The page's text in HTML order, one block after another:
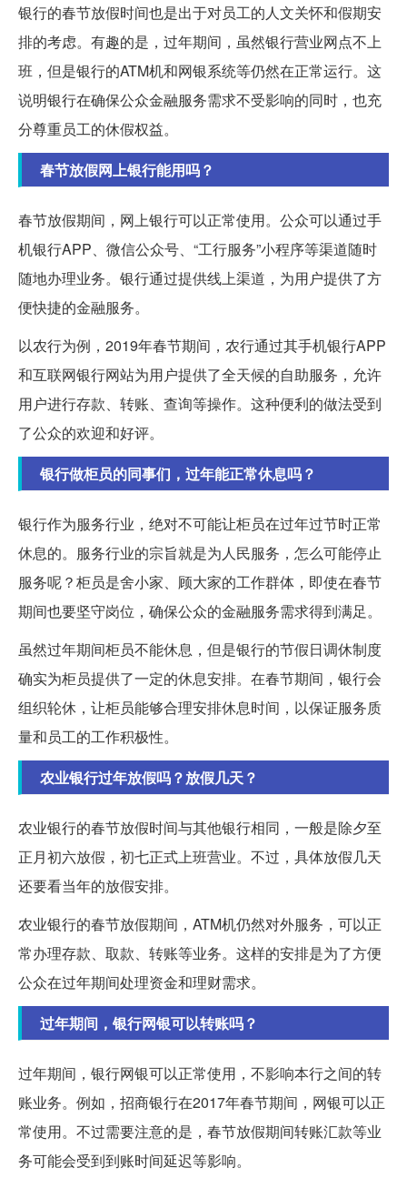
银行的春节放假时间也是出于对员工的人文关怀和假期安
排的考虑。有趣的是，过年期间，虽然银行营业网点不上
班，但是银行的ATM机和网银系统等仍然在正常运行。这
说明银行在确保公众金融服务需求不受影响的同时，也充
分尊重员工的休假权益。
春节放假网上银行能用吗？
春节放假期间，网上银行可以正常使用。公众可以通过手
机银行APP、微信公众号、“工行服务”小程序等渠道随时
随地办理业务。银行通过提供线上渠道，为用户提供了方
便快捷的金融服务。
以农行为例，2019年春节期间，农行通过其手机银行APP
和互联网银行网站为用户提供了全天候的自助服务，允许
用户进行存款、转账、查询等操作。这种便利的做法受到
了公众的欢迎和好评。
银行做柜员的同事们，过年能正常休息吗？
银行作为服务行业，绝对不可能让柜员在过年过节时正常
休息的。服务行业的宗旨就是为人民服务，怎么可能停止
服务呢？柜员是舍小家、顾大家的工作群体，即使在春节
期间也要坚守岗位，确保公众的金融服务需求得到满足。
虽然过年期间柜员不能休息，但是银行的节假日调休制度
确实为柜员提供了一定的休息安排。在春节期间，银行会
组织轮休，让柜员能够合理安排休息时间，以保证服务质
量和员工的工作积极性。
农业银行过年放假吗？放假几天？
农业银行的春节放假时间与其他银行相同，一般是除夕至
正月初六放假，初七正式上班营业。不过，具体放假几天
还要看当年的放假安排。
农业银行的春节放假期间，ATM机仍然对外服务，可以正
常办理存款、取款、转账等业务。这样的安排是为了方便
公众在过年期间处理资金和理财需求。
过年期间，银行网银可以转账吗？
过年期间，银行网银可以正常使用，不影响本行之间的转
账业务。例如，招商银行在2017年春节期间，网银可以正
常使用。不过需要注意的是，春节放假期间转账汇款等业
务可能会受到到账时间延迟等影响。